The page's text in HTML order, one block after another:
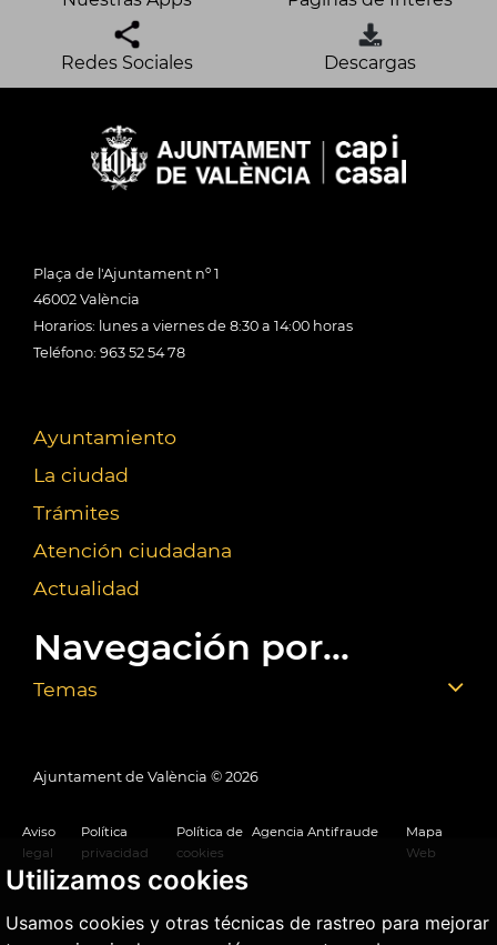
Utilizamos cookies
Usamos cookies y otras técnicas de rastreo para mejorar
Redes Sociales Descargas
Plaça de l'Ajuntament nº 1
46002 València
Horarios: lunes a viernes de 8:30 a 14:00 horas
Teléfono: 963 52 54 78
Ayuntamiento
La ciudad
Trámites
Atención ciudadana
Actualidad
Navegación por...
Temas
Ajuntament de València © 2026
Aviso
legal
Política
privacidad
Política de
cookies
Agencia Antifraude
Mapa
Web